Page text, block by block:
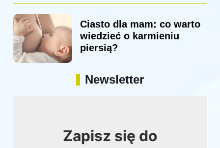
Ciasto dla mam: co warto
wiedzieć o karmieniu
piersią?
Newsletter
Zapisz się do